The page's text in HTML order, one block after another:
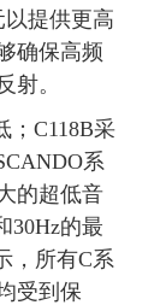
提供更高
确保高频
射。
；C118B采
系
的超低音
30Hz的最
，所有C系
受到保